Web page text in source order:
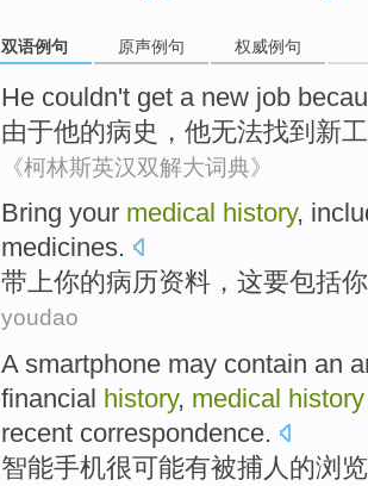
双语例句 原声例句 权威例句
He couldn't get a new job
由于他的病史 ， 他无法找到 新
《柯林斯英汉双解大词典》
Bring your medical history,
medicines.
带上你的病历资料，这要包括
youdao
A smartphone may contain an
financial history, medical history
recent correspondence.
智能手机很可能有被捕人的浏览